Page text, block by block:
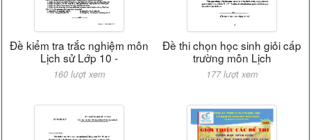
Đề kiểm tra trắc nghiệm môn
Lịch sử Lớp 10 -
160 lượt xem
Đề thi chọn học sinh giỏi cấp
trường môn Lịch
177 lượt xem